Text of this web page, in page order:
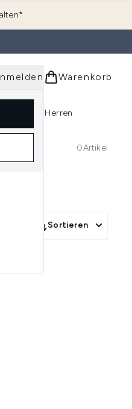
Warenkorb
Untermenü Anmelden (Haarpflege)Untermenü Anmelden (Parfum)
Herren
0Artikel
Sortieren